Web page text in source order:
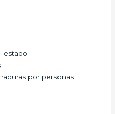
estado
por personas